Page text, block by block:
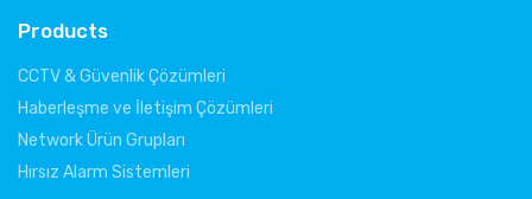
Products
CCTV & Güvenlik Çözümleri
Haberleşme ve İletişim Çözümleri
Network Ürün Grupları
Hırsız Alarm Sistemleri